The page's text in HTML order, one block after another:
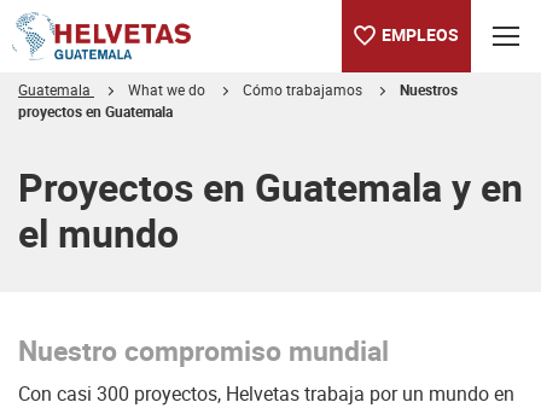
EMPLEOS
Guatemala What we do Cómo trabajamos
Nuestros
proyectos en Guatemala
Proyectos en Guatemala y en
el mundo
Nuestro compromiso mundial
Con casi 300 proyectos, Helvetas trabaja por un mundo en